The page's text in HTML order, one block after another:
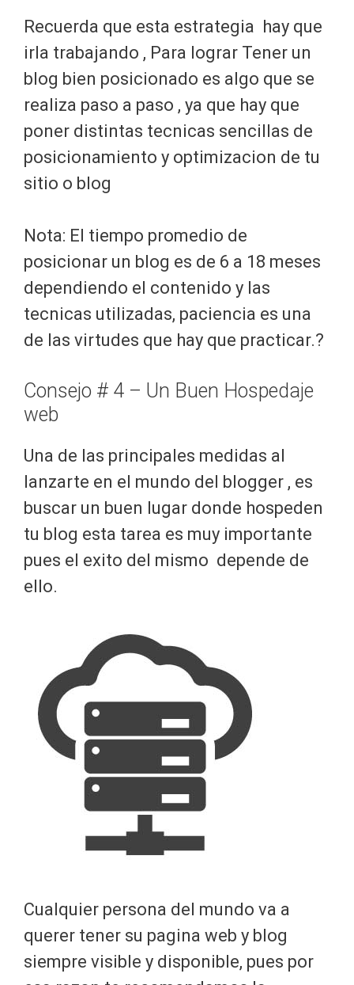
Recuerda que esta estrategia hay que
irla trabajando , Para lograr Tener un
blog bien posicionado es algo que se
realiza paso a paso , ya que hay que
poner distintas tecnicas sencillas de
posicionamiento y optimizacion de tu
sitio o blog
Nota: El tiempo promedio de
posicionar un blog es de 6 a 18 meses
dependiendo el contenido y las
tecnicas utilizadas, paciencia es una
de las virtudes que hay que practicar.?
Consejo # 4 – Un Buen Hospedaje
web
Una de las principales medidas al
lanzarte en el mundo del blogger , es
buscar un buen lugar donde hospeden
tu blog esta tarea es muy importante
pues el exito del mismo depende de
ello.
Cualquier persona del mundo va a
querer tener su pagina web y blog
siempre visible y disponible, pues por